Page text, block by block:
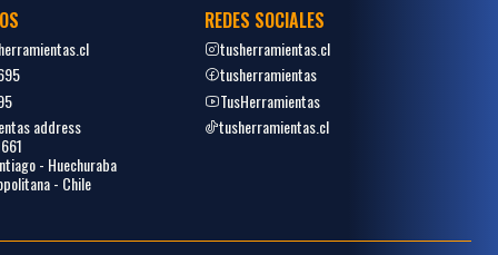
address
- Huechuraba
- Chile
REDES SOCIALES
tusherramientas.cl
tusherramientas
TusHerramientas
tusherramientas.cl